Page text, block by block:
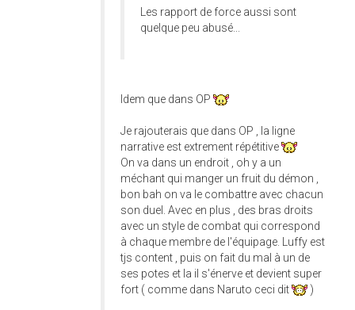
Les rapport de force aussi sont
quelque peu abusé...
Idem que dans OP
Je rajouterais que dans OP , la ligne
narrative est extrement répétitive
On va dans un endroit , oh y a un
méchant qui manger un fruit du démon ,
bon bah on va le combattre avec chacun
son duel. Avec en plus , des bras droits
avec un style de combat qui correspond
à chaque membre de l'équipage. Luffy est
tjs content , puis on fait du mal à un de
ses potes et la il s'énerve et devient super
fort ( comme dans Naruto ceci dit
)